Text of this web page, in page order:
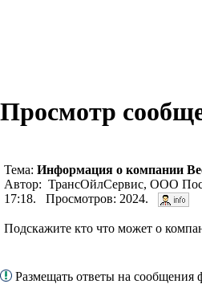
Просмотр
Тема: Информация о компании
Автор: ТрансОйлСервис, ООО
17:18. Просмотров: 2024.
Подскажите кто что может о
Размещать ответы на сообщения